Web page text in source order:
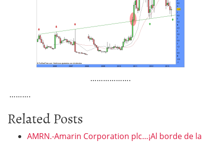
……………….
……….
Related Posts
AMRN.-Amarin Corporation plc…¡Al borde de la